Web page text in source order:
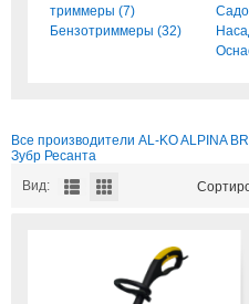
триммеры (7)
Бензотриммеры (32)
Все производители AL-KOALPINA
Зубр Ресанта
Вид: